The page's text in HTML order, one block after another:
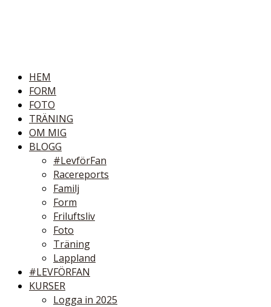
HEM
FORM
FOTO
TRÄNING
OM MIG
BLOGG
#LevförFan
Racereports
Familj
Form
Friluftsliv
Foto
Träning
Lappland
#LEVFÖRFAN
KURSER
Logga in 2025